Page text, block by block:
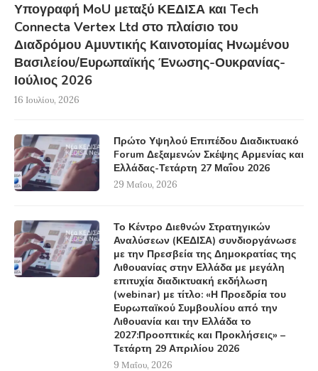
Υπογραφή MoU μεταξύ ΚΕΔΙΣΑ και Tech
Connecta Vertex Ltd στο πλαίσιο του
Διαδρόμου Αμυντικής Καινοτομίας Ηνωμένου
Βασιλείου/Ευρωπαϊκής Ένωσης-Ουκρανίας-
Ιούλιος 2026
16 Ιουλίου, 2026
Πρώτο Υψηλού Επιπέδου Διαδικτυακό
Forum Δεξαμενών Σκέψης Αρμενίας και
Ελλάδας-Τετάρτη 27 Μαΐου 2026
29 Μαΐου, 2026
Το Κέντρο Διεθνών Στρατηγικών
Αναλύσεων (ΚΕΔΙΣΑ) συνδιοργάνωσε
με την Πρεσβεία της Δημοκρατίας της
Λιθουανίας στην Ελλάδα με μεγάλη
επιτυχία διαδικτυακή εκδήλωση
(webinar) με τίτλο: «Η Προεδρία του
Ευρωπαϊκού Συμβουλίου από την
Λιθουανία και την Ελλάδα το
2027:Προοπτικές και Προκλήσεις» –
Τετάρτη 29 Απριλίου 2026
9 Μαΐου, 2026